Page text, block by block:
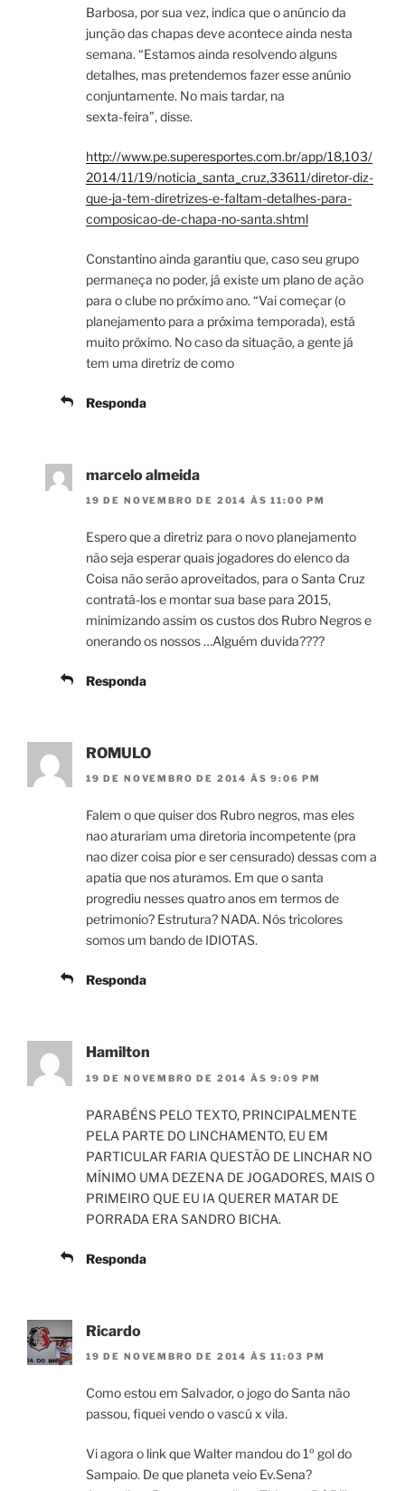
Barbosa, por sua vez, indica que o anúncio da
junção das chapas deve acontece ainda nesta
semana. “Estamos ainda resolvendo alguns
detalhes, mas pretendemos fazer esse anúnio
conjuntamente. No mais tardar, na
sexta-feira”, disse.
http://www.pe.superesportes.com.br/app/18,103/
2014/11/19/noticia_santa_cruz,33611/diretor-diz-
que-ja-tem-diretrizes-e-faltam-detalhes-para-
composicao-de-chapa-no-santa.shtml
Constantino ainda garantiu que, caso seu grupo
permaneça no poder, já existe um plano de ação
para o clube no próximo ano. “Vai começar (o
planejamento para a próxima temporada), está
muito próximo. No caso da situação, a gente já
tem uma diretriz de como
Responda
marcelo almeida
19 DE NOVEMBRO DE 2014 ÀS 11:00 PM
Espero que a diretriz para o novo planejamento
não seja esperar quais jogadores do elenco da
Coisa não serão aproveitados, para o Santa Cruz
contratá-los e montar sua base para 2015,
minimizando assim os custos dos Rubro Negros e
onerando os nossos …Alguém duvida????
Responda
ROMULO
19 DE NOVEMBRO DE 2014 ÀS 9:06 PM
Falem o que quiser dos Rubro negros, mas eles
nao aturariam uma diretoria incompetente (pra
nao dizer coisa pior e ser censurado) dessas com a
apatia que nos aturamos. Em que o santa
progrediu nesses quatro anos em termos de
petrimonio? Estrutura? NADA. Nós tricolores
somos um bando de IDIOTAS.
Responda
Hamilton
19 DE NOVEMBRO DE 2014 ÀS 9:09 PM
PARABÉNS PELO TEXTO, PRINCIPALMENTE
PELA PARTE DO LINCHAMENTO, EU EM
PARTICULAR FARIA QUESTÃO DE LINCHAR NO
MÍNIMO UMA DEZENA DE JOGADORES, MAIS O
PRIMEIRO QUE EU IA QUERER MATAR DE
PORRADA ERA SANDRO BICHA.
Responda
Ricardo
19 DE NOVEMBRO DE 2014 ÀS 11:03 PM
Como estou em Salvador, o jogo do Santa não
passou, fiquei vendo o vascú x vila.
Vi agora o link que Walter mandou do 1º gol do
Sampaio. De que planeta veio Ev.Sena?